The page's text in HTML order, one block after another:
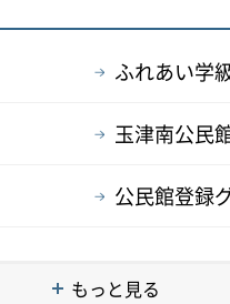
ふれあい学
玉津南公民
公民館登録
もっと見る